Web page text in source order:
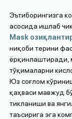
Эътиборингизга
асосида ишлаб
Mask
ниқоби терини
ёрқинлаштиради,
тўқималарни
Юз соғлом
қаҳваси мавжуд
тикланиши ва
таъсирига эга